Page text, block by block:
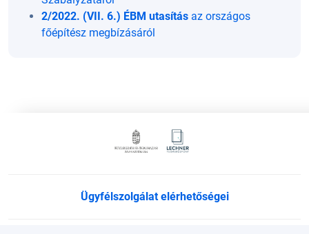
2/2022. (VII. 6.) ÉBM utasítás az országos
főépítész megbízásáról
Ügyfélszolgálat elérhetőségei